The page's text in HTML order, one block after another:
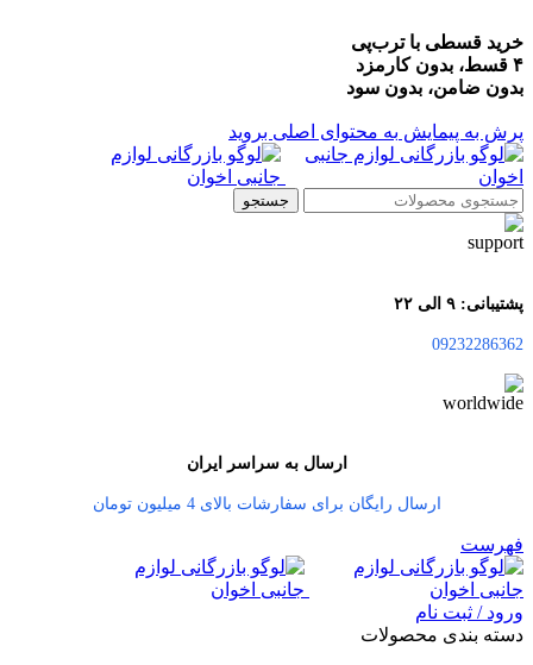
خرید قسطی با ترب‌پی
۴ قسط، بدون کارمزد
بدون ضامن، بدون سود
پرش به پیمایش به محتوای اصلی بروید
جستجو
پشتیبانی: ۹ الی ۲۲
09232286362
ارسال به سراسر ایران
ارسال رایگان برای سفارشات بالای 4 میلیون تومان
فهرست
ورود / ثبت نام
دسته بندی محصولات